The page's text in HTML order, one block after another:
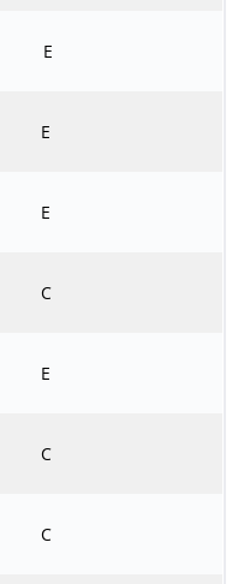
E
E
E
C
E
C
C